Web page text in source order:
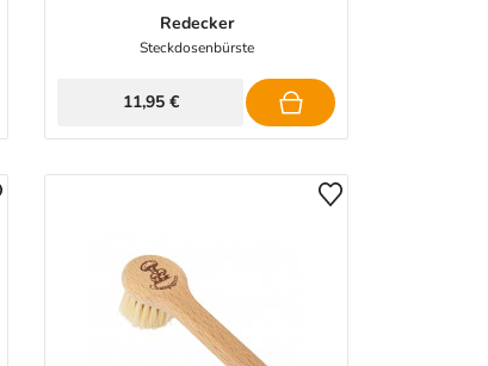
Redecker
Steckdosenbürste
11,95 €